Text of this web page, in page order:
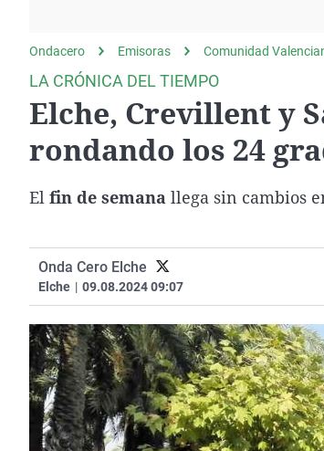
gato
Operación Viuda
Negra
Ondacero Emisoras Comunidad
LA CRÓNICA DEL TIEMPO
Elche, Crevillent y
rondando los 24
El fin de semana llega sin cambios
Onda Cero Elche
Elche | 09.08.2024 09:07